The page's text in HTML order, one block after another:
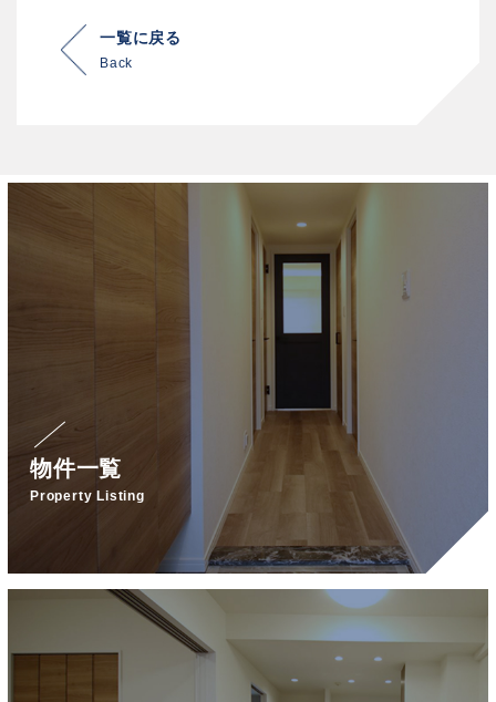
一覧に戻る
Back
物件一覧
Property Listing